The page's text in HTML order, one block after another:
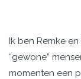
Ik ben Remke
“gewone”
momenten een